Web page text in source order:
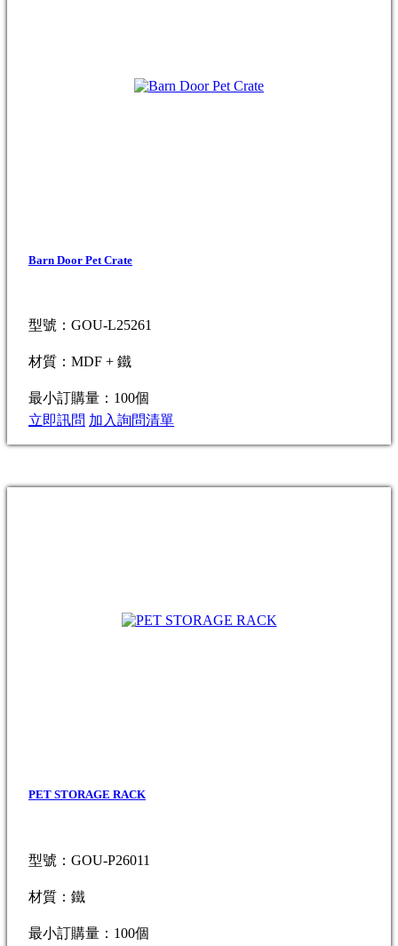
Barn Door Pet Crate
型號：GOU-L25261
材質：MDF + 鐵
最小訂購量：100個
立即訊問 加入詢問清單
PET STORAGE RACK
型號：GOU-P26011
材質：鐵
最小訂購量：100個